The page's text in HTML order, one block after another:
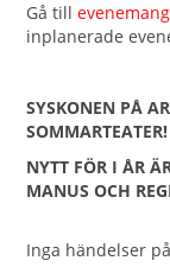
Gå till
inplanerade
SYSKONEN PÅ
SOMMARTEATER!
NYTT FÖR I ÅR
MANUS OCH
Inga händelser